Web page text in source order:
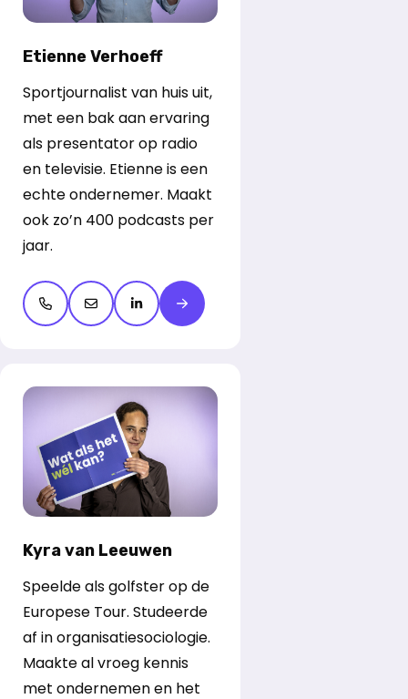
Etienne Verhoeff
Sportjournalist van huis uit,
met een bak aan ervaring
als presentator op radio
en televisie. Etienne is een
echte ondernemer. Maakt
ook zo’n 400 podcasts per
jaar.
Open de contactpop-up
Open de contactpop-up
LinkedIn openen
Meer over Etienne Verhoeff
Kyra van Leeuwen
Speelde als golfster op de
Europese Tour. Studeerde
af in organisatiesociologie.
Maakte al vroeg kennis
met ondernemen en het